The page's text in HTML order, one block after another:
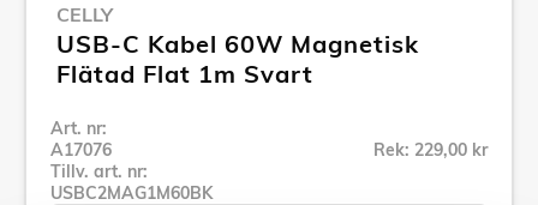
CELLY
USB-C Kabel 60W Magnetisk
Flätad Flat 1m Svart
Art. nr:
A17076
Tillv. art. nr:
USBC2MAG1M60BK
Rek: 229,00 kr